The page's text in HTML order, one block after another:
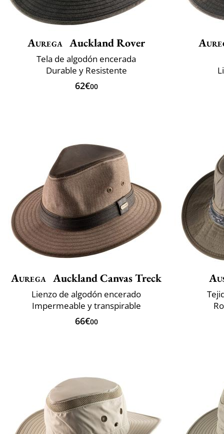
Aurega Auckland Rover
Tela de algodón encerada
Durable y Resistente
62€00
Aurega Auckland Canvas Treck
Lienzo de algodón encerado
Impermeable y transpirable
66€00